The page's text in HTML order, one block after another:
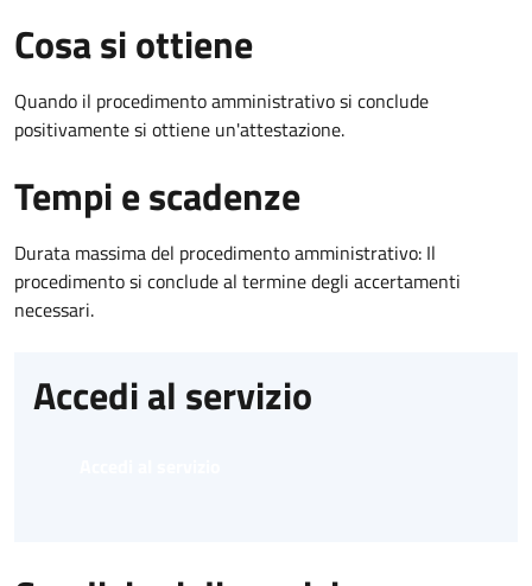
Cosa si ottiene
Quando il procedimento amministrativo si conclude
positivamente si ottiene un'attestazione.
Tempi e scadenze
Durata massima del procedimento amministrativo: Il
procedimento si conclude al termine degli accertamenti
necessari.
Accedi al servizio